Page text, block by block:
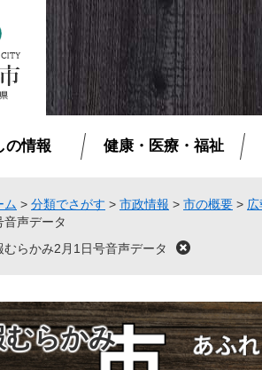
の情報 健康・医療・福祉
ム > 分類でさがす > 市政情報 > 市の概要 >
音声データ
むらかみ2月1日号音声データ
閉
むらかみ